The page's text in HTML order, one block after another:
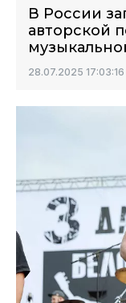
В России
авторской
28.07.2025 17:03:16